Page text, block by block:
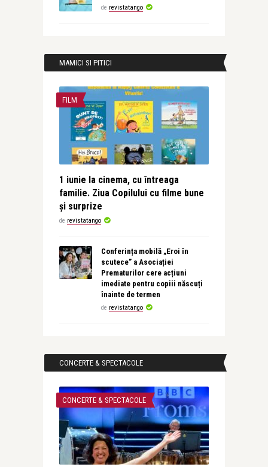
de revistatango
MAMICI SI PITICI
FILM
1 iunie la cinema, cu întreaga
familie. Ziua Copilului cu filme bune
și surprize
de revistatango
Conferința mobilă „Eroi în
scutece” a Asociației
Prematurilor cere acțiuni
imediate pentru copiii născuți
înainte de termen
de revistatango
CONCERTE & SPECTACOLE
CONCERTE & SPECTACOLE